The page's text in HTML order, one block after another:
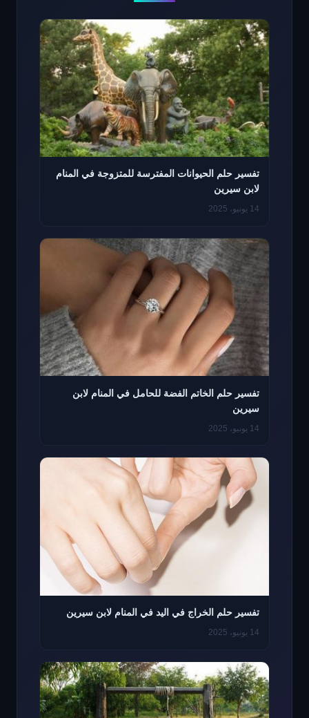
تفسير حلم الحيوانات المفترسة للمتزوجة في المنام
لابن سيرين
14 يونيو، 2025
تفسير حلم الخاتم الفضة للحامل في المنام لابن
سيرين
14 يونيو، 2025
تفسير حلم الخراج في اليد في المنام لابن سيرين
14 يونيو، 2025